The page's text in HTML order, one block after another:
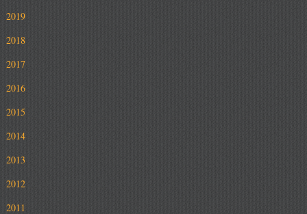
2019
2018
2017
2016
2015
2014
2013
2012
2011